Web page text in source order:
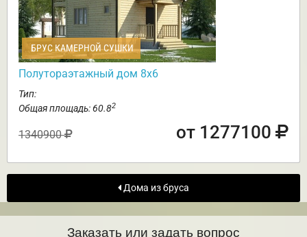
БРУС КАМЕРНОЙ СУШКИ
Полутораэтажный дом 8х6
Тип:
Общая площадь: 60.82
1340900 от 1277100
Дома из бруса
Заказать или задать вопрос